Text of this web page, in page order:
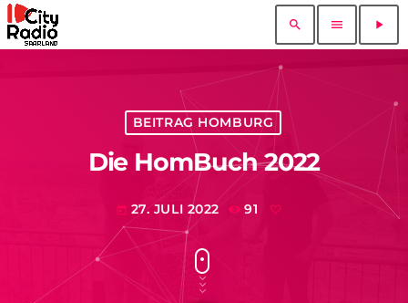
search menu play_arrow
BEITRAG HOMBURG
Die HomBuch 2022
today 27. JULI 2022 91